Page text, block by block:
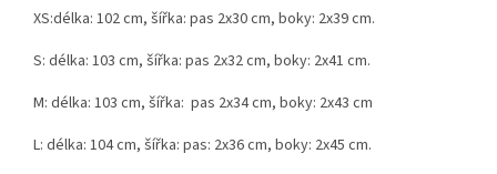
XS:délka: 102 cm, šířka: pas 2x30 cm, boky: 2x39 cm.
S: délka: 103 cm, šířka: pas 2x32 cm, boky: 2x41 cm.
M: délka: 103 cm, šířka: pas 2x34 cm, boky: 2x43 cm
L: délka: 104 cm, šířka: pas: 2x36 cm, boky: 2x45 cm.